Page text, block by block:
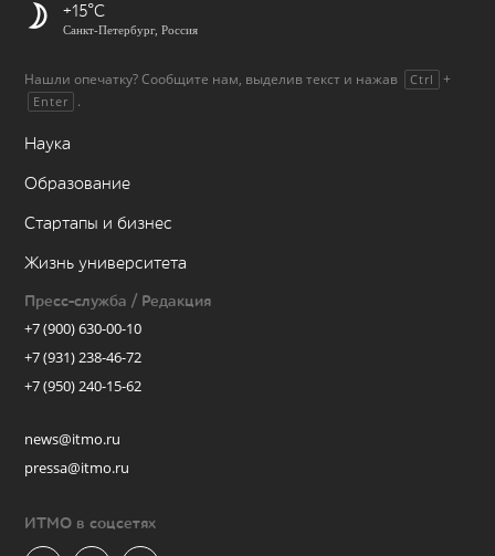
+15
Санкт-Петербург, Россия
Нашли опечатку? Сообщите нам, выделив текст и нажав Ctrl +
Enter .
Наука
Образование
Стартапы и бизнес
Жизнь университета
Пресс-служба / Редакция
+7 (900) 630-00-10
+7 (931) 238-46-72
+7 (950) 240-15-62
news@itmo.ru
pressa@itmo.ru
ИТМО в соцсетях